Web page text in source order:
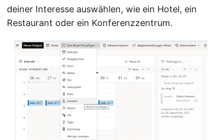
deiner Interesse auswählen, wie ein Hotel, ein
Restaurant oder ein Konferenzzentrum.